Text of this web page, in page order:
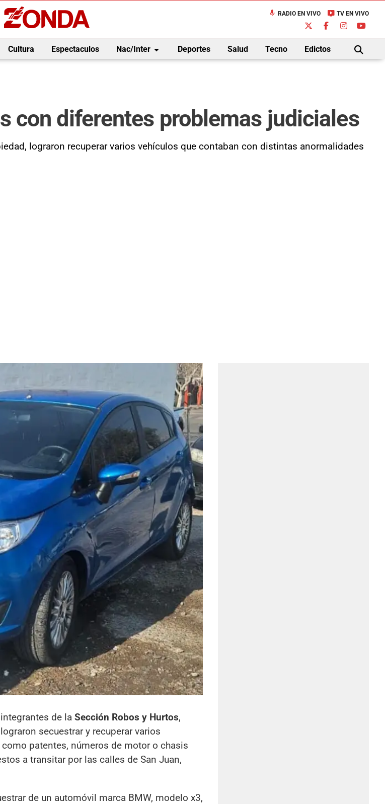
mic RADIO EN VIVO live_tv TV EN VIVO
Cultura Espectaculos Nac/Interarrow_drop_down Deportes Salud Tecno Edictos
BUSCAR
con diferentes problemas judiciales
lograron recuperar varios vehículos que contaban con distintas anormalidades
de la Sección Robos y Hurtos,
secuestrar y recuperar varios
patentes, números de motor o chasis
a transitar por las calles de San Juan,
de un automóvil marca BMW, modelo x3,